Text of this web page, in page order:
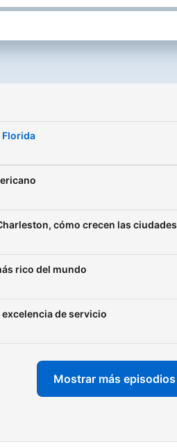
Florida
cómo crecen las ciudades
rico del mundo
excelencia de servicio
Mostrar más episodios